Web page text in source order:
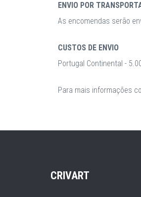
ENVIO POR
As encomendas serão
CUSTOS DE ENVIO
Portugal Continental -
Para mais informações
CRIVART